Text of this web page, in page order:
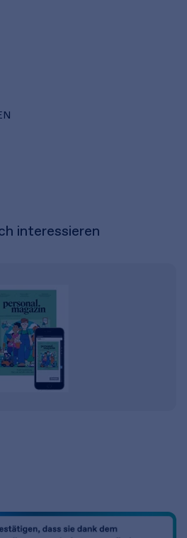
interessieren